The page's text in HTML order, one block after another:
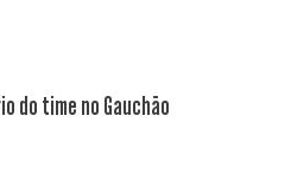
do time no Gauchão